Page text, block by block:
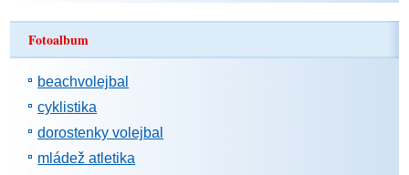
Fotoalbum
beachvolejbal
cyklistika
dorostenky volejbal
mládež atletika